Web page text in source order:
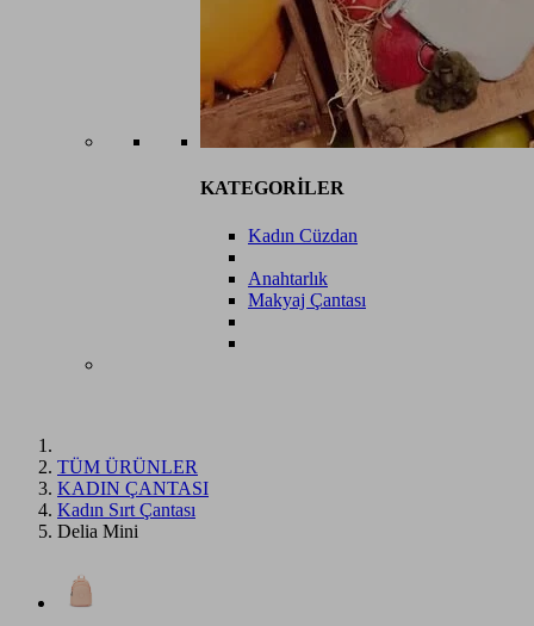
KATEGORİLER
Kadın Cüzdan
Anahtarlık
Makyaj Çantası
TÜM ÜRÜNLER
KADIN ÇANTASI
Kadın Sırt Çantası
Delia Mini